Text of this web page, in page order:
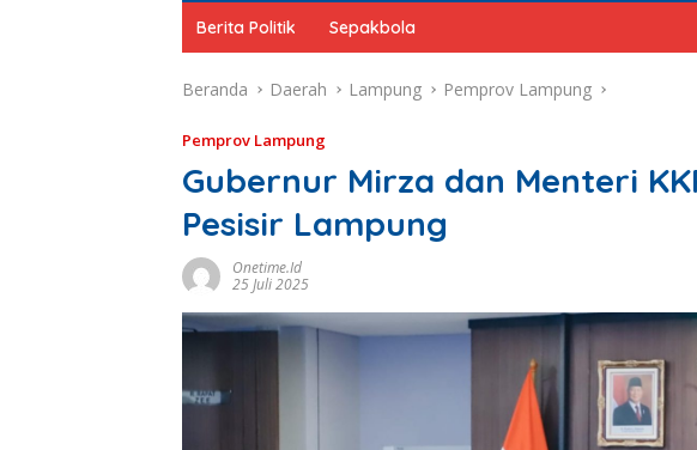
Berita Politik Sepakbola
Beranda Daerah Lampung Pemprov Lampung
Pemprov Lampung
Gubernur Mirza dan Menteri
Pesisir Lampung
Onetime.id
25 Juli 2025